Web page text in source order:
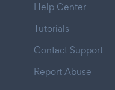
Help Center
Tutorials
Contact Support
Report Abuse